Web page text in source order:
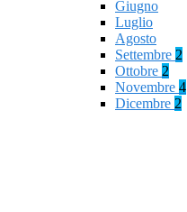
Giugno
Luglio
Agosto
Settembre 2
Ottobre 2
Novembre 4
Dicembre 2